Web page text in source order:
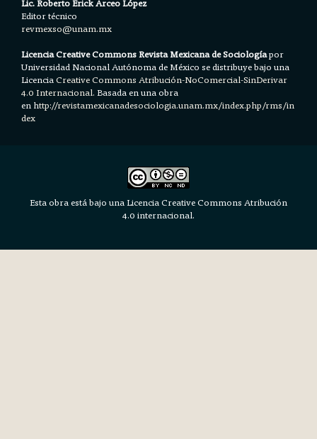
Editor técnico
revmexso@unam.mx
Licencia Creative Commons Revista Mexicana de Sociologíapor
Universidad Nacional Autónoma de México se distribuye bajo una
LicenciaCreative Commons Atribución-NoComercial-SinDerivar
4.0 Internacional.Basada en una obra
en http://revistamexicanadesociologia.unam.mx/index.php/rms/in
dex
Esta obra está bajo una Licencia Creative Commons Atribución
4.0 internacional.